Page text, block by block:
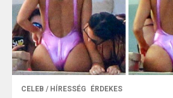
CELEB / HÍRESSÉG ÉRDEKES